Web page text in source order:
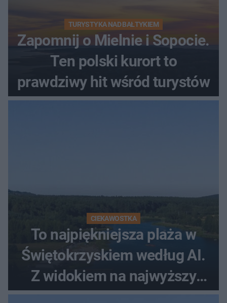
TURYSTYKA NAD BAŁTYKIEM
Zapomnij o Mielnie i Sopocie.
Ten polski kurort to
prawdziwy hit wśród turystów
CIEKAWOSTKA
To najpiękniejsza plaża w
Świętokrzyskiem według AI.
Z widokiem na najwyższy
szczyt Gór Świętokrzyskich